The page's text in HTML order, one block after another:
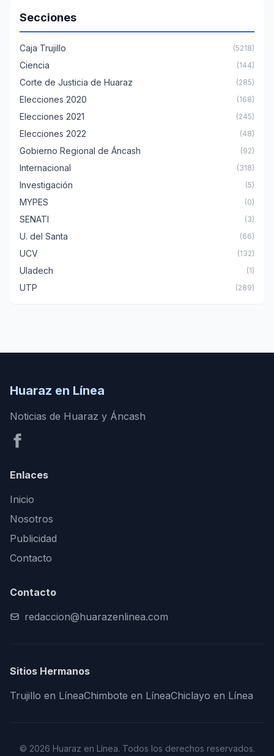
Secciones
Caja Trujillo (5218)
Ciencia (144)
Corte de Justicia de Huaraz (285)
Elecciones 2020 (168)
Elecciones 2021 (245)
Elecciones 2022 (48)
Gobierno Regional de Áncash (92)
Internacional (318)
Investigación (5)
MYPES (0)
SENATI (3)
U. del Santa (66)
UCV (132)
Uladech (1)
UTP (289)
Huaraz en Línea
Noticias de Huaraz y Áncash
Enlaces
Inicio
Nosotros
Publicidad
Contacto
Contacto
redaccion@huarazenlinea.com
Sitios Hermanos
Trujillo en LíneaChimbote en LíneaChiclayo en Línea
© 2026 Huaraz en Línea. Todos los derechos reservados.